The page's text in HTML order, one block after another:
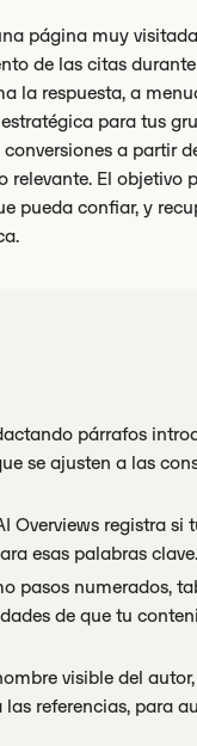
página muy
de las citas
la respuesta, a
para tus
a partir
El objetivo
pueda confiar, y
párrafos
se ajusten a las
Overviews registra si
esas palabras clave.
pasos numerados,
de que tu
visible del
referencias, para